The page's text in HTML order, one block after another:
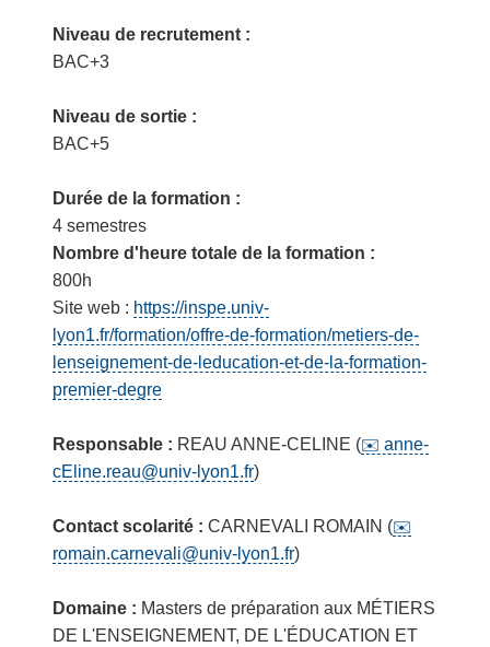
Niveau de recrutement :
BAC+3
Niveau de sortie :
BAC+5
Durée de la formation :
4 semestres
Nombre d'heure totale de la formation :
800h
Site web : https://inspe.univ-
lyon1.fr/formation/offre-de-formation/metiers-de-
lenseignement-de-leducation-et-de-la-formation-
premier-degre
Responsable : REAU ANNE-CELINE (
anne-
cEline.reau@univ-lyon1.fr)
Contact scolarité : CARNEVALI ROMAIN (
romain.carnevali@univ-lyon1.fr)
Domaine : Masters de préparation aux MÉTIERS
DE L'ENSEIGNEMENT, DE L'ÉDUCATION ET